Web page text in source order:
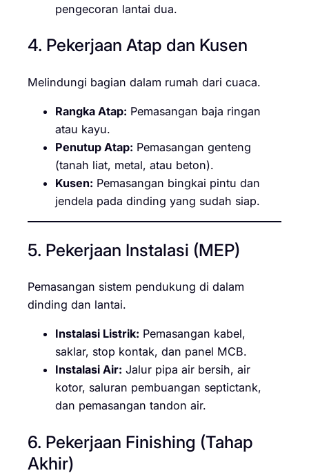
pengecoran lantai dua.
4. Pekerjaan Atap dan Kusen
Melindungi bagian dalam rumah dari cuaca.
Rangka Atap: Pemasangan baja ringan
atau kayu.
Penutup Atap: Pemasangan genteng
(tanah liat, metal, atau beton).
Kusen: Pemasangan bingkai pintu dan
jendela pada dinding yang sudah siap.
5. Pekerjaan Instalasi (MEP)
Pemasangan sistem pendukung di dalam
dinding dan lantai.
Instalasi Listrik: Pemasangan kabel,
saklar, stop kontak, dan panel MCB.
Instalasi Air: Jalur pipa air bersih, air
kotor, saluran pembuangan septictank,
dan pemasangan tandon air.
6. Pekerjaan Finishing (Tahap
Akhir)